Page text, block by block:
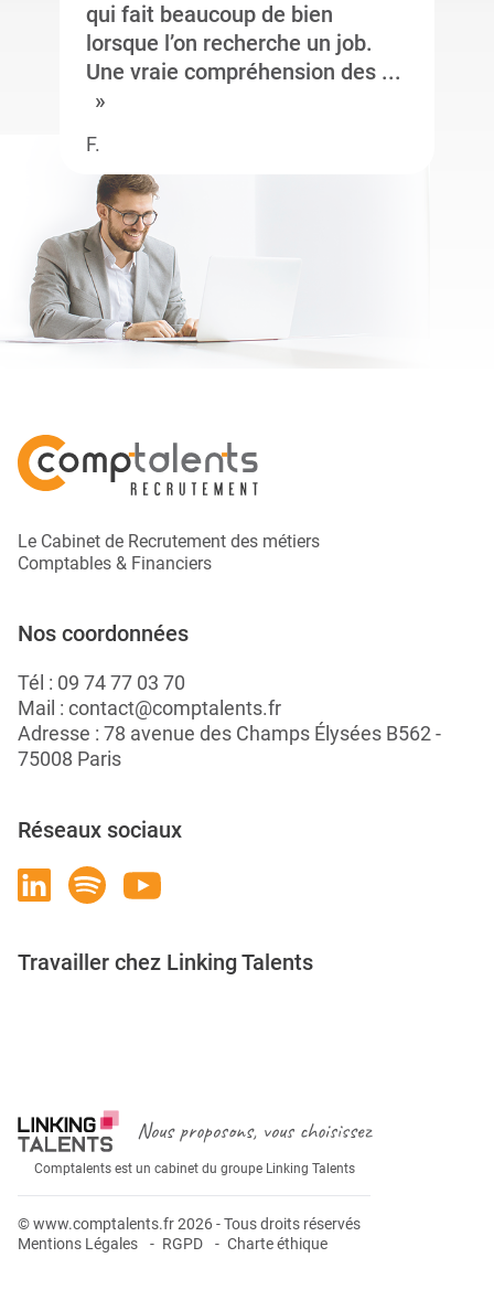
qui fait beaucoup de bien
lorsque l’on recherche un job.
Une vraie compréhension des ...
F.
Le Cabinet de Recrutement des métiers
Comptables & Financiers
Nos coordonnées
Tél : 09 74 77 03 70
Mail : contact@comptalents.fr
Adresse : 78 avenue des Champs Élysées B562 -
75008 Paris
Réseaux sociaux
Travailler chez Linking Talents
Nous proposons, vous choisissez
Comptalents est un cabinet du groupe Linking Talents
© www.comptalents.fr 2026 - Tous droits réservés
Mentions Légales
RGPD Charte éthique